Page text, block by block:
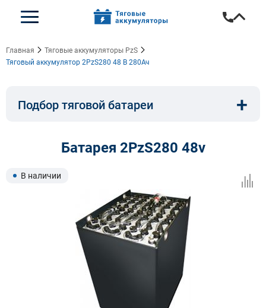
Главная
Тяговые аккумуляторы PzS
Тяговый аккумулятор 2PzS280 48 В 280Ач
Подбор тяговой батареи
Тип:
Высота, мм:
+
Батарея 2PzS280 48v
В наличии